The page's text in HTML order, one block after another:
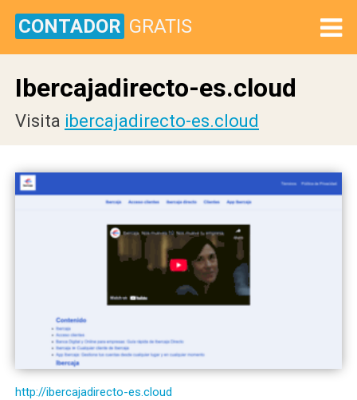
CONTADOR GRATIS
Ibercajadirecto-es.cloud
Visita ibercajadirecto-es.cloud
http://ibercajadirecto-es.cloud